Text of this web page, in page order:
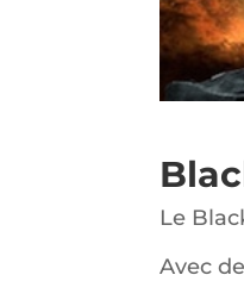
Le
Avec